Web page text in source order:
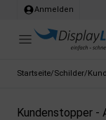
Anmelden
Startseite/Schilder/
Kundenstopper -